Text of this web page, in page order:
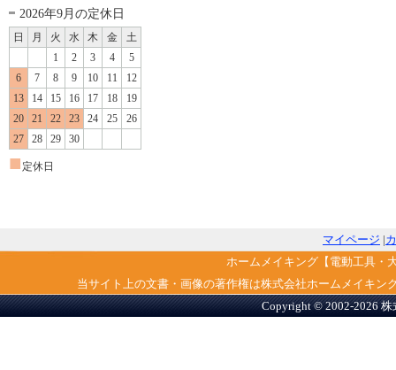
2026年9月の定休日
日 月 火 水 木 金
土
1
2 3 4
5
6
7 8 9 10 11
12
13
14 15 16 17 18
19
20
21 22 23 24 25
26
27
28 29 30
■ 定休日
マイページ |
ホームメイキング【電動工具・
当サイト上の文書・画像の著作権は株式会社ホームメイキ
Copyright © 2002-2026